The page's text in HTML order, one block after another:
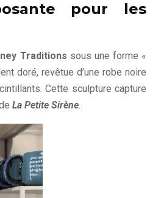
pour les
Traditions sous une forme «
doré, revêtue d’une robe noire
Cette sculpture capture
La Petite Sirène.